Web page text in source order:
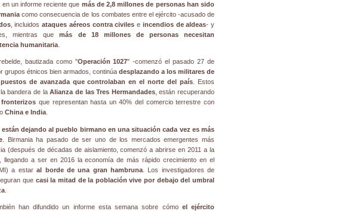
un informe reciente que más de 2,8 millones de personas han sido
como consecuencia de los combates entre el ejército -acusado de
, incluidosataques aéreos contra civiles e incendios de aldeas- y
mientras quemás de 18 millones de personas necesitan
humanitaria
bautizada como "Operación 1027" -comenzó el pasado 27 de
grupos étnicos bien armados, continúa desplazando a los militares de
de avanzada que controlaban en el norte del país . Estos
bandera de laAlianza de las Tres Hermandades, están recuperando
fronterizos que representan hasta un 40% del comercio terrestre con
China e India
dejando al pueblo birmano en una situación cada vez es más
. Birmania ha pasado de ser uno de los mercados emergentes más
(después de décadas de aislamiento, comenzó a abrirse en 2011 a la
llegando a ser en 2016 la economía de más rápido crecimiento en el
a estaral borde de una gran hambruna. Los investigadores de
que casi la mitad de la población vive por debajo del umbral
han difundido un informe esta semana sobre cómo el ejército